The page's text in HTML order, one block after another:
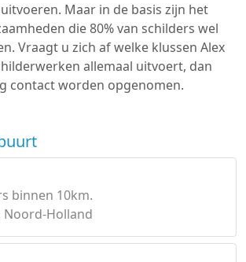
Maar in de basis zijn het
die 80% van schilders wel
Vraagt u zich af welke klussen Alex
allemaal uitvoert, dan
contact worden opgenomen.
binnen 10km.
Noord-Holland